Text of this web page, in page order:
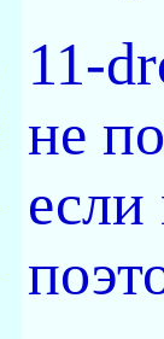
11-
не